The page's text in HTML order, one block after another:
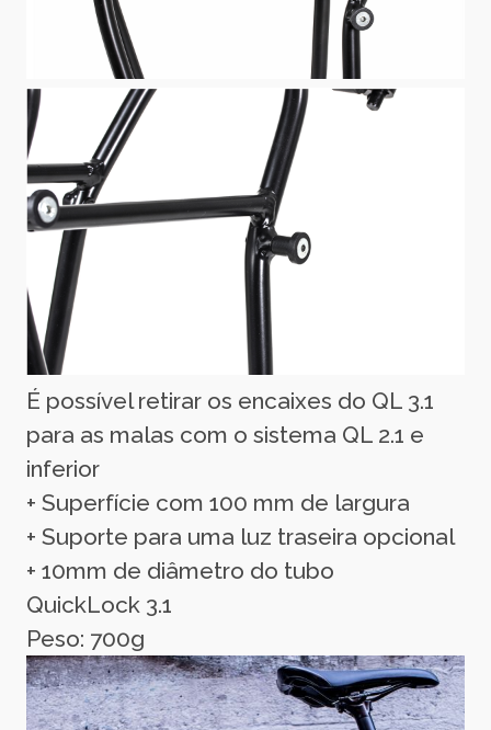
É possível retirar os encaixes do QL 3.1
para as malas com o sistema QL 2.1 e
inferior
+ Superfície com 100 mm de largura
+ Suporte para uma luz traseira opcional
+ 10mm de diâmetro do tubo
QuickLock 3.1
Peso: 700g